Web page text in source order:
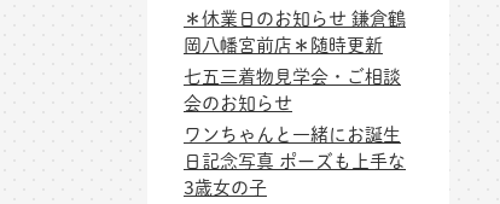
＊休業日のお知らせ 鎌倉鶴
岡八幡宮前店＊随時更新
七五三着物見学会・ご相談
会のお知らせ
ワンちゃんと一緒にお誕生
日記念写真 ポーズも上手な
3歳女の子